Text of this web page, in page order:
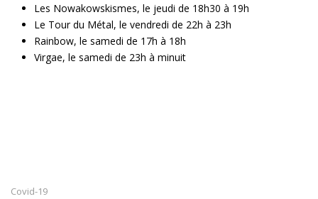
Les Nowakowskismes, le jeudi de 18h30 à 19h
Le Tour du Métal, le vendredi de 22h à 23h
Rainbow, le samedi de 17h à 18h
Virgae, le samedi de 23h à minuit
Covid-19